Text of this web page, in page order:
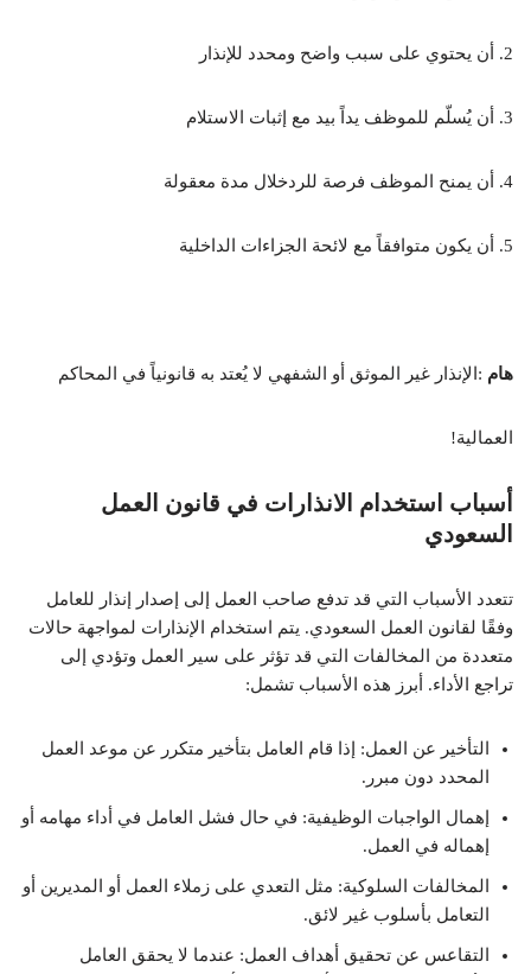
2. أن يحتوي على سبب واضح ومحدد للإنذار
3. أن يُسلّم للموظف يداً بيد مع إثبات الاستلام
4. أن يمنح الموظف فرصة للردخلال مدة معقولة
5. أن يكون متوافقاً مع لائحة الجزاءات الداخلية
هام :الإنذار غير الموثق أو الشفهي لا يُعتد به قانونياً في المحاكم
العمالية!
أسباب استخدام الانذارات في قانون العمل
السعودي
تتعدد الأسباب التي قد تدفع صاحب العمل إلى إصدار إنذار للعامل
وفقًا لقانون العمل السعودي. يتم استخدام الإنذارات لمواجهة حالات
متعددة من المخالفات التي قد تؤثر على سير العمل وتؤدي إلى
تراجع الأداء. أبرز هذه الأسباب تشمل:
التأخير عن العمل: إذا قام العامل بتأخير متكرر عن موعد العمل
المحدد دون مبرر.
إهمال الواجبات الوظيفية: في حال فشل العامل في أداء مهامه أو
إهماله في العمل.
المخالفات السلوكية: مثل التعدي على زملاء العمل أو المديرين أو
التعامل بأسلوب غير لائق.
التقاعس عن تحقيق أهداف العمل: عندما لا يحقق العامل